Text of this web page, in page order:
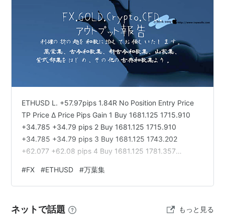
ETHUSD L. +57.97pips 1.84R No Position Entry Price
TP Price Δ Price Pips Gain 1 Buy 1681.125 1715.910
+34.785 +34.79 pips 2 Buy 1681.125 1715.910
+34.785 +34.79 pips 3 Buy 1681.125 1743.202
+62.077 +62.08 pips 4 Buy 1681.125 1781.357
(TP4) ◎1743.202 (T…
#FX #ETHUSD #万葉集
ネットで話題 もっと見る